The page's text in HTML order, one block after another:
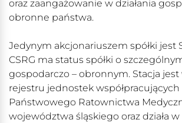
oraz zaangażowanie w działania
obronne państwa.
Jedynym akcjonariuszem spółki jest
CSRG ma status spółki o
gospodarczo – obronnym. Stacja
rejestru jednostek
Państwowego Ratownictwa
województwa śląskiego oraz działa